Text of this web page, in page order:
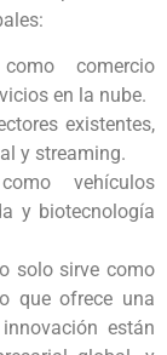
comercio
en la nube.
existentes,
y streaming.
vehículos
y biotecnología
solo sirve como
que ofrece una
están